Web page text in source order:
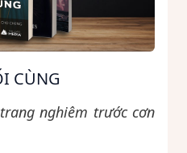
CÙNG
nghiêm trước cơn